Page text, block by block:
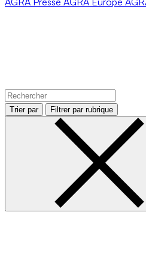
Trier par Filtrer par rubrique